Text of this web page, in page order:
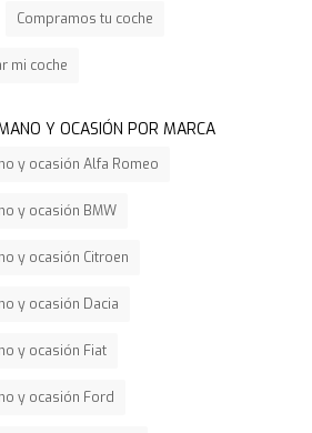
Compramos tu coche
mi coche
Y OCASIÓN POR MARCA
y ocasión Alfa Romeo
y ocasión BMW
y ocasión Citroen
y ocasión Dacia
y ocasión Fiat
y ocasión Ford